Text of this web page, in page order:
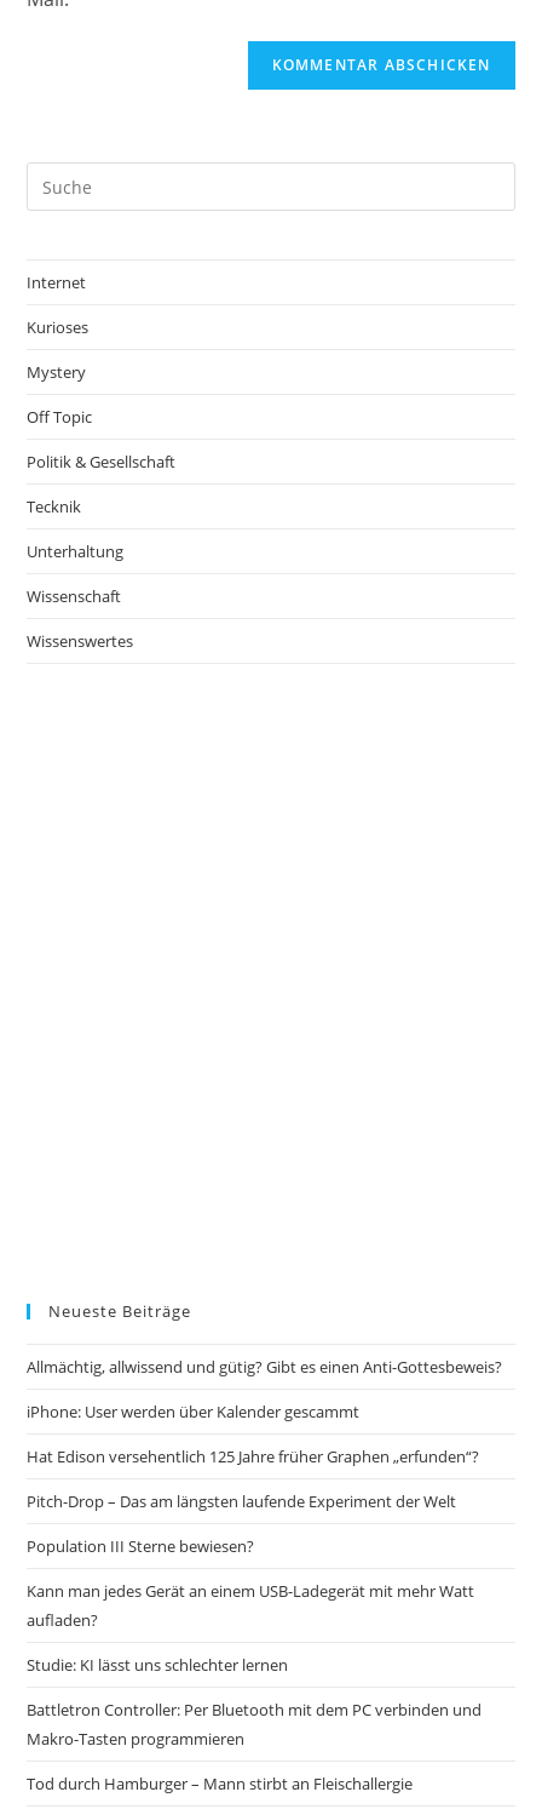
Internet
Kurioses
Mystery
Off Topic
Politik & Gesellschaft
Tecknik
Unterhaltung
Wissenschaft
Wissenswertes
Neueste Beiträge
Allmächtig, allwissend und gütig? Gibt es einen Anti-Gottesbeweis?
iPhone: User werden über Kalender gescammt
Hat Edison versehentlich 125 Jahre früher Graphen „erfunden“?
Pitch-Drop – Das am längsten laufende Experiment der Welt
Population III Sterne bewiesen?
Kann man jedes Gerät an einem USB-Ladegerät mit mehr Watt
aufladen?
Studie: KI lässt uns schlechter lernen
Battletron Controller: Per Bluetooth mit dem PC verbinden und
Makro-Tasten programmieren
Tod durch Hamburger – Mann stirbt an Fleischallergie